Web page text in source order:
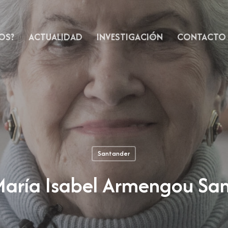
ACTUALIDAD INVESTIGACIÓN CONTACTO
Santander
Isabel Armengou